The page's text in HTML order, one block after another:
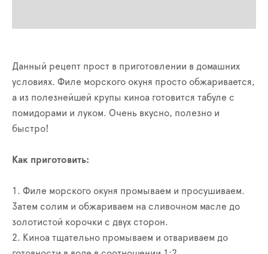
Данный рецепт прост в приготовлении в домашних
условиях. Филе морского окуня просто обжаривается,
а из полезнейшей крупы киноа готовится табуле с
помидорами и луком. Очень вкусно, полезно и
быстро!
Как приготовить:
1. Филе морского окуня промываем и просушиваем.
Затем солим и обжариваем на сливочном масле до
золотистой корочки с двух сторон.
2. Киноа тщательно промываем и отвариваем до